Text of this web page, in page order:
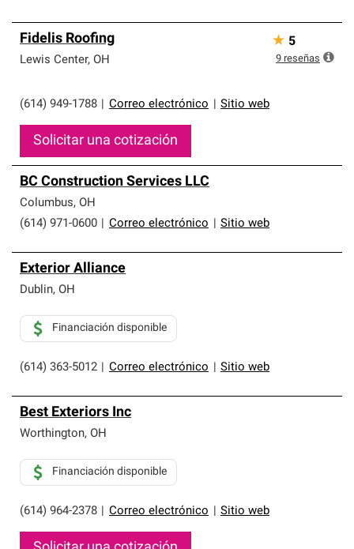
Fidelis Roofing
Lewis Center, OH
(614) 949-1788 Correo electrónico Sitio web
Solicitar una cotización
★ 5
9 reseñas
BC Construction Services LLC
Columbus, OH
(614) 971-0600
Correo electrónico Sitio web
Exterior Alliance
Dublin, OH
(614) 363-5012 Correo electrónico Sitio web
Financiación disponible
Best Exteriors Inc
Worthington, OH
(614) 964-2378 Correo electrónico Sitio web
Financiación disponible